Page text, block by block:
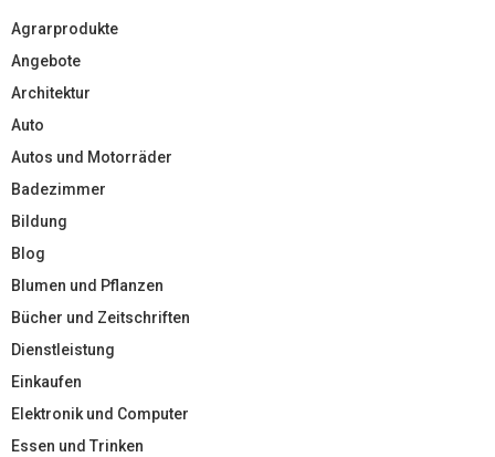
Agrarprodukte
Angebote
Architektur
Auto
Autos und Motorräder
Badezimmer
Bildung
Blog
Blumen und Pflanzen
Bücher und Zeitschriften
Dienstleistung
Einkaufen
Elektronik und Computer
Essen und Trinken